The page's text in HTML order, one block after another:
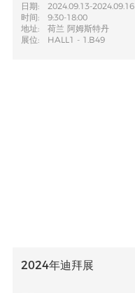
日期:
2024.09.13-2024.09.16
时间:
9:30-18:00
地址:
荷兰 阿姆斯特丹
展位:
HALL1 - 1.B49
2024年迪拜展